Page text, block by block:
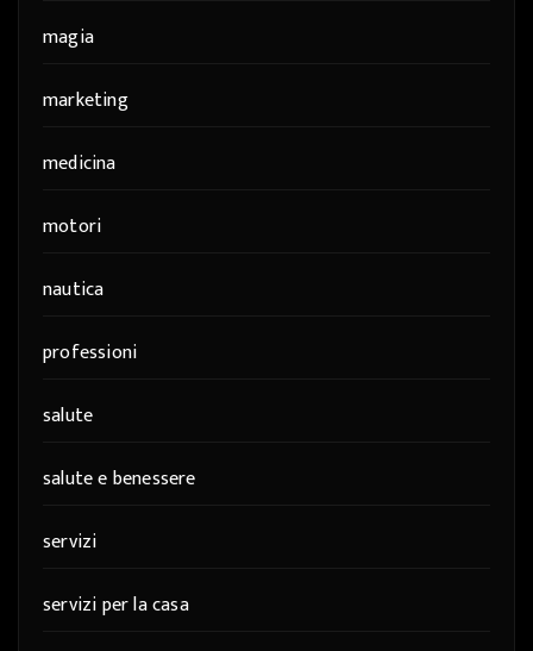
magia
marketing
medicina
motori
nautica
professioni
salute
salute e benessere
servizi
servizi per la casa